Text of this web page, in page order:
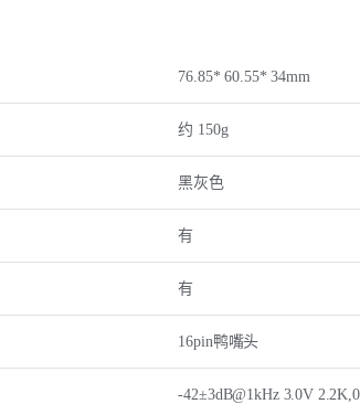
76.85* 60.55* 34mm
约 150g
黑灰色
有
有
16pin鸭嘴头
-42±3dB@1kHz 3.0V